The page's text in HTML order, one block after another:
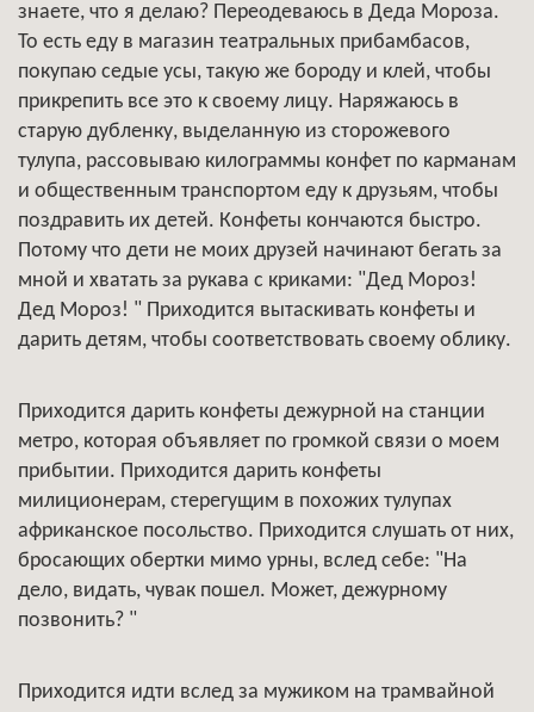
знаете, что я делаю? Переодеваюсь в Деда Мороза.
То есть еду в магазин театральных прибамбасов,
покупаю седые усы, такую же бороду и клей, чтобы
прикрепить все это к своему лицу. Наряжаюсь в
старую дубленку, выделанную из сторожевого
тулупа, рассовываю килограммы конфет по карманам
и общественным транспортом еду к друзьям, чтобы
поздравить их детей. Конфеты кончаются быстро.
Потому что дети не моих друзей начинают бегать за
мной и хватать за рукава с криками: "Дед Мороз!
Дед Мороз! " Приходится вытаскивать конфеты и
дарить детям, чтобы соответствовать своему облику.
Приходится дарить конфеты дежурной на станции
метро, которая объявляет по громкой связи о моем
прибытии. Приходится дарить конфеты
милиционерам, стерегущим в похожих тулупах
африканское посольство. Приходится слушать от них,
бросающих обертки мимо урны, вслед себе: "На
дело, видать, чувак пошел. Может, дежурному
позвонить? "
Приходится идти вслед за мужиком на трамвайной